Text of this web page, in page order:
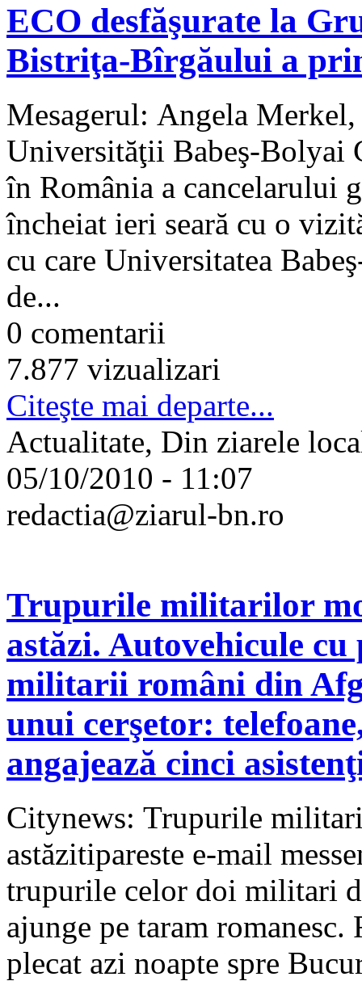
ECO desfăşurate la
Bistriţa-Bîrgăului a
Mesagerul: Angela
Universităţii Babeş-Bolyai
în România a cancelarului
încheiat ieri seară cu o
cu care Universitatea
de...
0 comentarii
7.877 vizualizari
Citeşte mai departe...
Actualitate, Din ziarele
05/10/2010 - 11:07
redactia@ziarul-bn.ro
Trupurile militarilor
astăzi. Autovehicule
militarii români din
unui cerşetor:
angajează cinci
Citynews: Trupurile
astăzitipareste e-mail
trupurile celor doi militari
ajunge pe taram
plecat azi noapte spre